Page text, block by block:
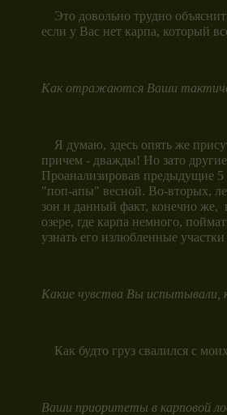
Это довольно трудно
если у Вас нет карпа, который
Как отражаются Ваши
Я думаю, здесь опять же
причем - дважды! Но зато
Проанализировав предыдущие 5
"поп-апы" весной. Во-вторых,
зон и данный факт, конечно же,
озере, где карпа немного,
узнать его излюбленные
Какие чувства Вы испытывали,
Как будто груз свалился с
Ваши приоритеты в карповой